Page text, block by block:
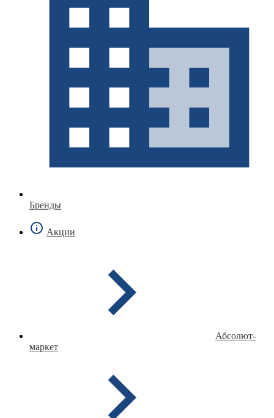
Бренды
Акции
Абсолют-
маркет